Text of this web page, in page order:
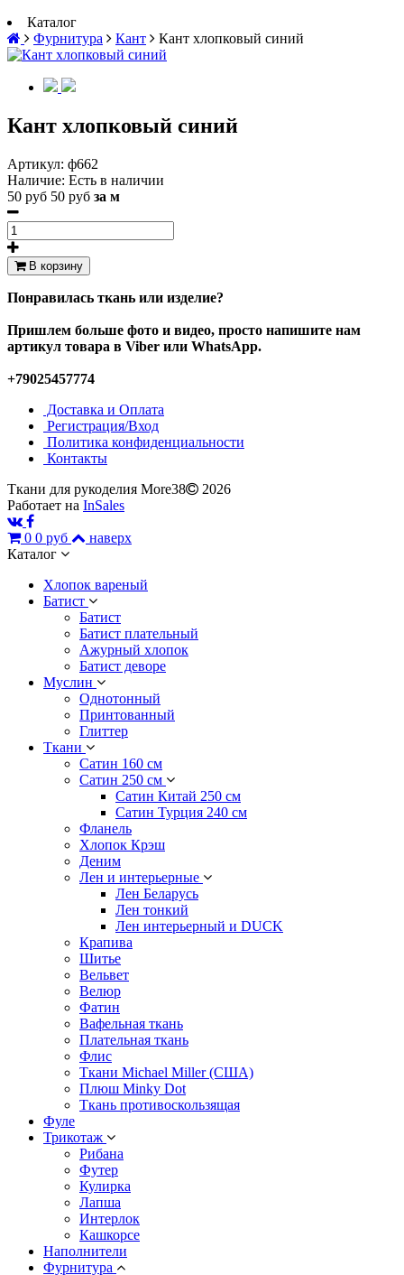
Каталог
Фурнитура
Кант Кант хлопковый синий
Кант хлопковый синий
Артикул: ф662
Наличие: Есть в наличии
50 руб 50 руб за м
В корзину
Понравилась ткань или изделие?
Пришлем больше фото и видео, просто напишите нам
артикул товара в Viber или WhatsApp.
+79025457774
Доставка и Оплата
Регистрация/Вход
Политика конфиденциальности
Контакты
Ткани для рукоделия More38
2026
Работает на InSales
0 0 руб
наверх
Каталог
Хлопок вареный
Батист
Батист
Батист плательный
Ажурный хлопок
Батист деворе
Муслин
Однотонный
Принтованный
Глиттер
Ткани
Сатин 160 см
Сатин 250 см
Сатин Китай 250 см
Сатин Турция 240 см
Фланель
Хлопок Крэш
Деним
Лен и интерьерные
Лен Беларусь
Лен тонкий
Лен интерьерный и DUCK
Крапива
Шитье
Вельвет
Велюр
Фатин
Вафельная ткань
Плательная ткань
Флис
Ткани Michael Miller (США)
Плюш Minky Dot
Ткань противоскользящая
Фуле
Трикотаж
Рибана
Футер
Кулирка
Лапша
Интерлок
Кашкорсе
Наполнители
Фурнитура